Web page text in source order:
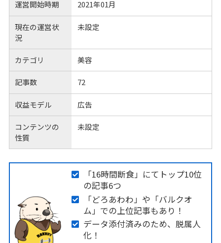
運営開始時期 2021年01月
現在の運営状
況
未設定
カテゴリ 美容
記事数 72
収益モデル 広告
コンテンツの
性質
未設定
「16時間断食」にてトップ10位
の記事6つ
「どろあわわ」や「バルクオ
ム」での上位記事もあり！
データ添付済みのため、脱属人
化！